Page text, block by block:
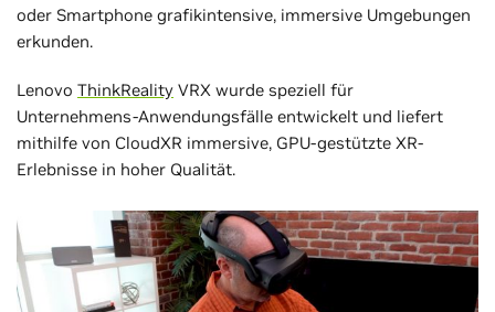
oder Smartphone grafikintensive, immersive Umgebungen
erkunden.
Lenovo ThinkReality VRX wurde speziell für
Unternehmens-Anwendungsfälle entwickelt und liefert
mithilfe von CloudXR immersive, GPU-gestützte XR-
Erlebnisse in hoher Qualität.